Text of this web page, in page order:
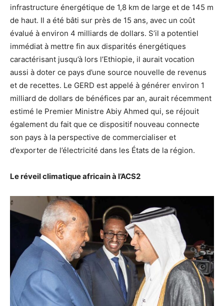
infrastructure énergétique de 1,8 km de large et de 145 m
de haut. Il a été bâti sur près de 15 ans, avec un coût
évalué à environ 4 milliards de dollars. S’il a potentiel
immédiat à mettre fin aux disparités énergétiques
caractérisant jusqu’à lors l’Ethiopie, il aurait vocation
aussi à doter ce pays d’une source nouvelle de revenus
et de recettes. Le GERD est appelé à générer environ 1
milliard de dollars de bénéfices par an, aurait récemment
estimé le Premier Ministre Abiy Ahmed qui, se réjouit
également du fait que ce dispositif nouveau connecte
son pays à la perspective de commercialiser et
d’exporter de l’électricité dans les États de la région.
Le réveil climatique africain à l’ACS2